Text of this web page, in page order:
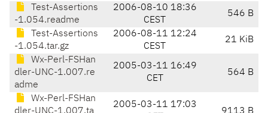
Test-Assertions
-1.054.readme
2006-08-10 18:36
CEST
546 B
Test-Assertions
-1.054.tar.gz
2006-08-11 12:24
CEST
21 KiB
Wx-Perl-FSHan
dler-UNC-1.007.re
adme
2005-03-11 16:49
CET
564 B
Wx-Perl-FSHan
2005-03-11 17:03